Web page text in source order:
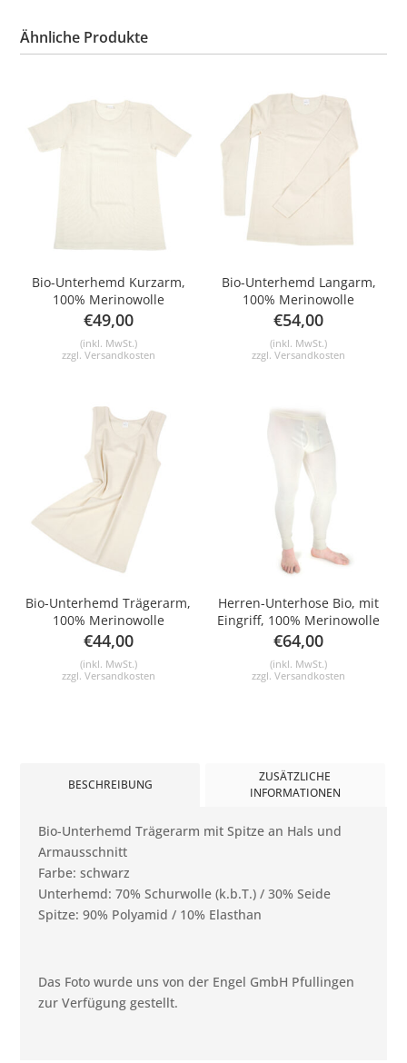
BESCHREIBUNG
ZUSÄTZLICHE
INFORMATIONEN
Bio-Unterhemd Trägerarm mit Spitze an Hals und
Armausschnitt
Farbe: schwarz
Unterhemd: 70% Schurwolle (k.b.T.) / 30% Seide
Spitze: 90% Polyamid / 10% Elasthan
Das Foto wurde uns von der Engel GmbH Pfullingen
zur Verfügung gestellt.
Ähnliche Produkte
Bio-Unterhemd Kurzarm,
100% Merinowolle
€49,00
(inkl. MwSt.)
zzgl. Versandkosten
Bio-Unterhemd Langarm,
100% Merinowolle
€54,00
(inkl. MwSt.)
zzgl.Versandkosten
Bio-Unterhemd Trägerarm,
100% Merinowolle
€44,00
(inkl. MwSt.)
zzgl. Versandkosten
Herren-Unterhose Bio, mit
Eingriff, 100% Merinowolle
€64,00
(inkl. MwSt.)
zzgl.Versandkosten